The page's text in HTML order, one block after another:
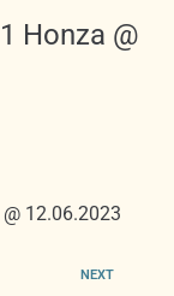
Honza @
12.06.2023
NEXT